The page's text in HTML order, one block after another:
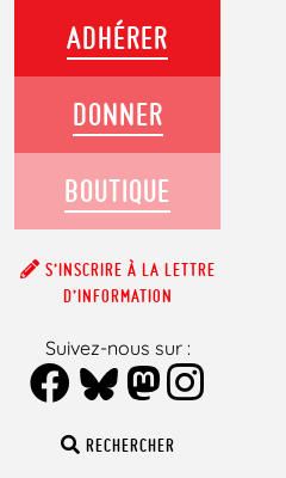
RECHERCHER
ADHÉRER
DONNER
BOUTIQUE
S’INSCRIRE À LA LETTRE
D’INFORMATION
Suivez-nous sur :